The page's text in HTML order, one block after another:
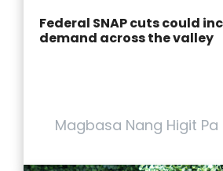
Federal SNAP cuts could
demand across the valley
Magbasa Nang Higit Pa